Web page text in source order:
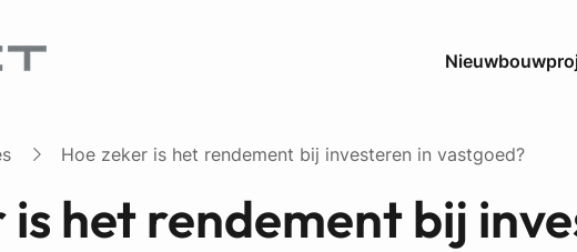
Hoe zeker is het rendement bij investeren in vastgoed?
is het rendement bij